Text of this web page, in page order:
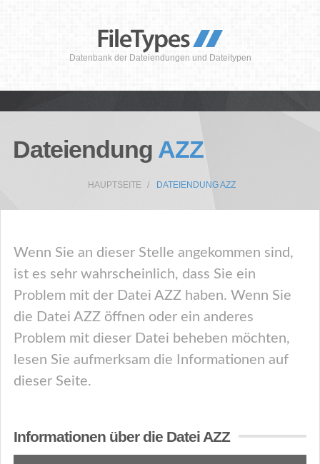
Datenbank der Dateiendungen und Dateitypen
Dateiendung AZZ
HAUPTSEITE DATEIENDUNG AZZ
Wenn Sie an dieser Stelle angekommen sind,
ist es sehr wahrscheinlich, dass Sie ein
Problem mit der Datei AZZ haben. Wenn Sie
die Datei AZZ öffnen oder ein anderes
Problem mit dieser Datei beheben möchten,
lesen Sie aufmerksam die Informationen auf
dieser Seite.
Informationen über die Datei AZZ